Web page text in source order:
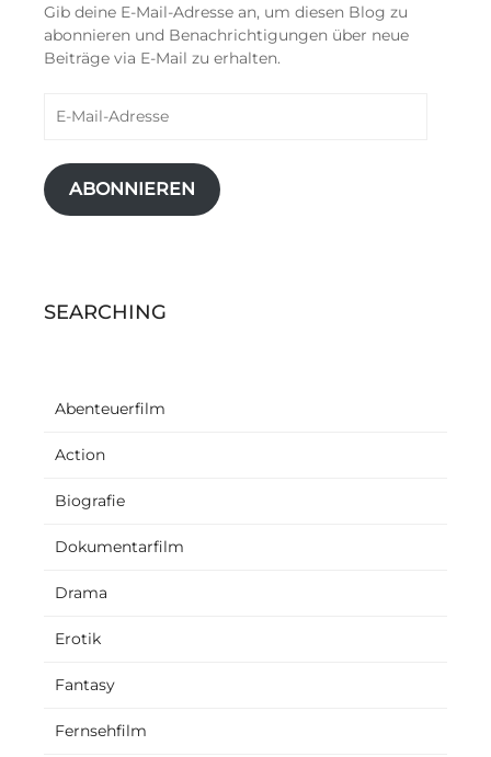
Gib deine E-Mail-Adresse an, um diesen Blog zu
abonnieren und Benachrichtigungen über neue
Beiträge via E-Mail zu erhalten.
Mail-
ABONNIEREN
SEARCHING
Abenteuerfilm
Action
Biografie
Dokumentarfilm
Drama
Erotik
Fantasy
Fernsehfilm